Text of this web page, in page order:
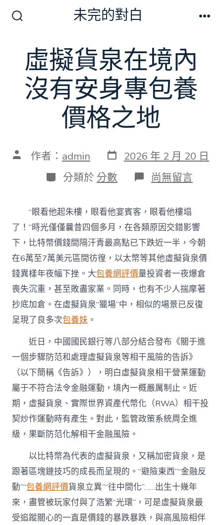
換
開
關
未完的對白
虛擬貨泉在境內
沒有安身專包養
價格之地
文 作者： admin 發
表
日
期
2026 年 2 月 20 日
分
類
分類於 分數 在
〈虛
貨
泉
在
境
內
沒
有
安
身
專
包
格
之
地〉
中
尚無留言
“眼看他起朱樓，眼看他宴賓客，眼看他樓塌
了！”時光僅僅曩昔四個多月，在各類原因交錯影響
下，比特幣價錢間隔汗青最高點已下跌近一半，今朝
在6萬至7萬美元區間彷徨，以太幣等其他虛擬貨泉價
錢異樣年夜幅下挫。大包養網評價量投資者一夜爆倉
喪失沉重，甚至敗盡家業。同時，也有不少人揣摩著
抄底加倉。在虛擬貨泉“獵場”中，相似的場景已反復
呈現了良多次包養妹 。
近日，中國國民銀行等八部分結合發布《關于進
一個步驟防范和處理虛擬貨泉等相干風險的告訴》
（以下簡稱《告訴》），明白虛擬貨泉相干營業運動
屬于不符合法令金融運動，境內一概嚴厲制止。近
期，虛擬貨泉、實際世界資產代幣化（RWA）相干投
契炒作運動時有產生。對此，監管政策系統周全進
級，果斷防范化解相干金融風險。
以比特幣為代表的虛擬貨泉，又稱加密貨泉，是
跟著區塊鏈技巧的成長而呈現的。“避險東西”“金融反
動”“包養網評價貨泉立異”“往中間化”……出生十幾年
來，盡管被玩家付與了浩繁“光環”，可是虛擬貨泉最
受追蹤關心的一直是價錢的暴跌暴跌，與高風險相伴